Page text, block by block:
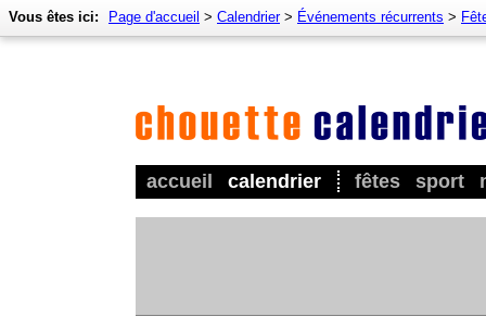
accueil calendrier fêtes sport
Vous êtes ici: Page d'accueil > Calendrier> Événements récurrents >